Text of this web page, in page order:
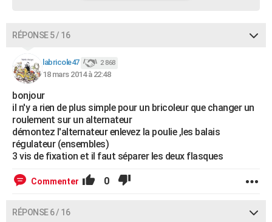
RÉPONSE 5 / 16
labricole47 2 868
18 mars 2014 à 22:48
bonjour
il n'y a rien de plus simple pour un bricoleur que changer un
roulement sur un alternateur
démontez l'alternateur enlevez la poulie ,les balais
régulateur (ensembles)
3 vis de fixation et il faut séparer les deux flasques
Commenter 0
RÉPONSE 6 / 16